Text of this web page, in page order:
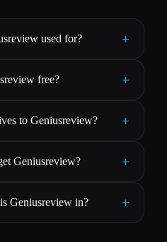
used for? +
free? +
to Geniusreview? +
Geniusreview? +
Geniusreview in? +